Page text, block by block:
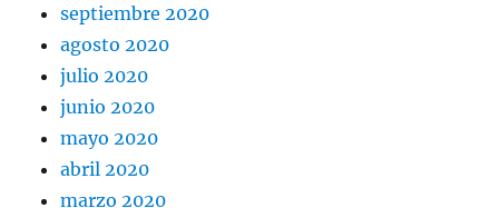
septiembre 2020
agosto 2020
julio 2020
junio 2020
mayo 2020
abril 2020
marzo 2020